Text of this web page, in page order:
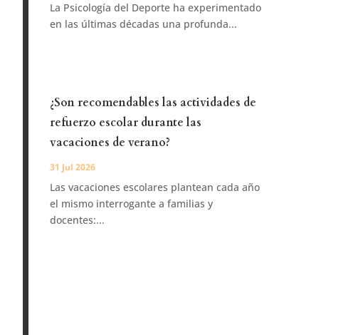
La Psicología del Deporte ha experimentado
en las últimas décadas una profunda...
¿Son recomendables las actividades de
refuerzo escolar durante las
vacaciones de verano?
31 Jul 2026
Las vacaciones escolares plantean cada año
el mismo interrogante a familias y
docentes:...